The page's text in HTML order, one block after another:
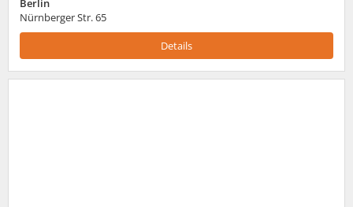
Berlin
Nürnberger Str. 65
Details